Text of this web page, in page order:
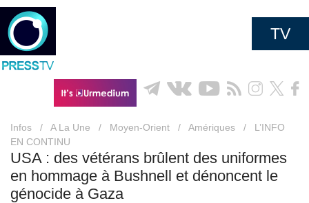
TV
Infos / A La Une / Moyen-Orient / Amériques /
L’INFO
EN CONTINU
USA : des vétérans brûlent des uniformes
en hommage à Bushnell et dénoncent le
génocide à Gaza